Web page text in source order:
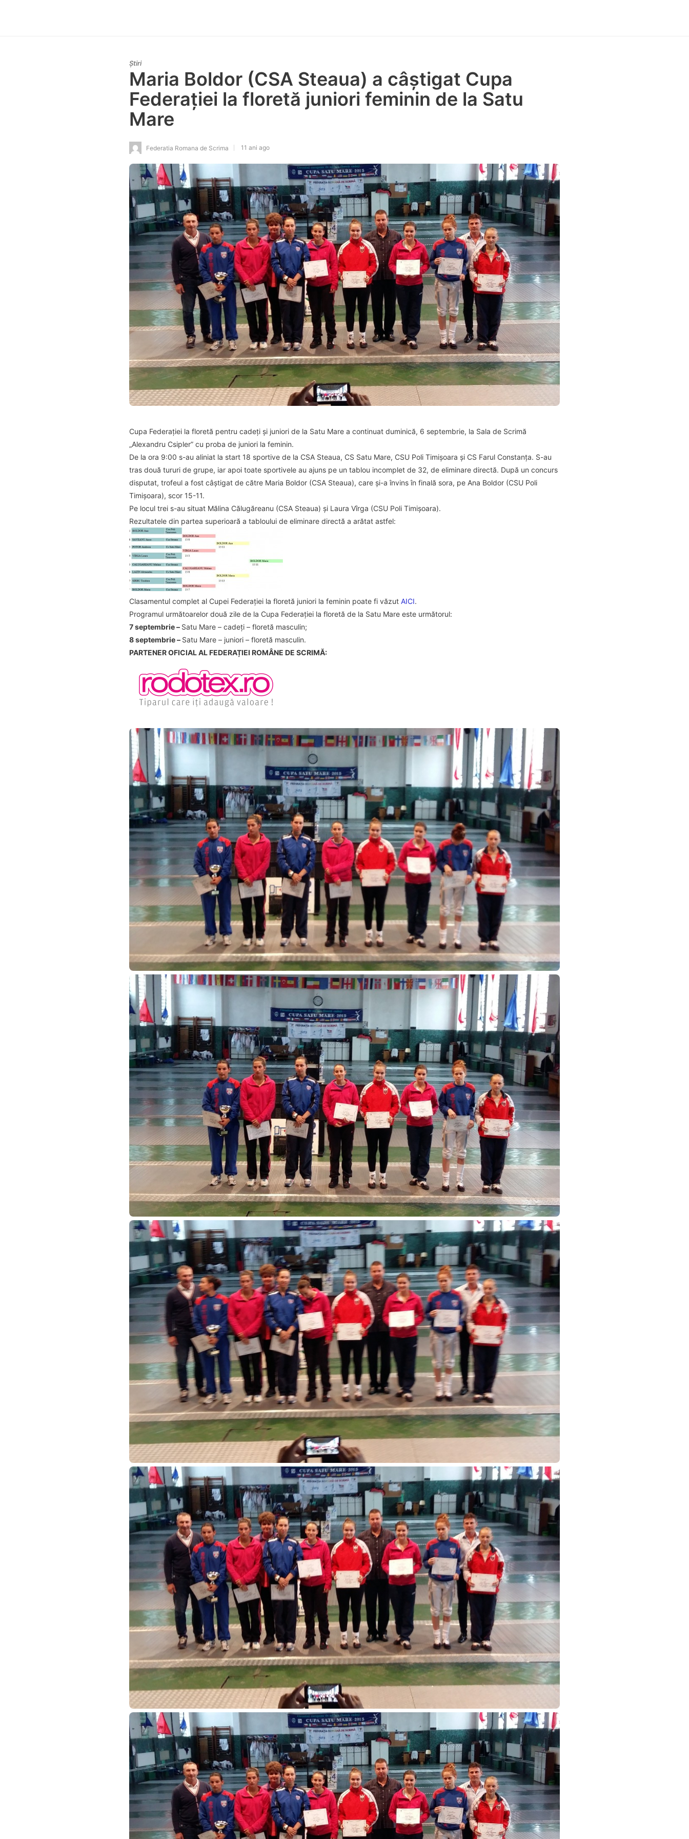
Știri
Maria Boldor (CSA Steaua) a câștigat Cupa
Federației la floretă juniori feminin de la Satu
Mare
Federatia Romana de Scrima 11 ani ago
Cupa Federației la floretă pentru cadeți și juniori de la Satu Mare a continuat duminică, 6 septembrie, la Sala de Scrimă
„Alexandru Csipler” cu proba de juniori la feminin.
De la ora 9:00 s-au aliniat la start 18 sportive de la CSA Steaua, CS Satu Mare, CSU Poli Timișoara și CS Farul Constanța. S-au
tras două tururi de grupe, iar apoi toate sportivele au ajuns pe un tablou incomplet de 32, de eliminare directă. După un concurs
disputat, trofeul a fost câștigat de către Maria Boldor (CSA Steaua), care și-a învins în finală sora, pe Ana Boldor (CSU Poli
Timișoara), scor 15-11.
Pe locul trei s-au situat Mălina Călugăreanu (CSA Steaua) și Laura Vîrga (CSU Poli Timișoara).
Rezultatele din partea superioară a tabloului de eliminare directă a arătat astfel:
Clasamentul complet al Cupei Federației la floretă juniori la feminin poate fi văzut AICI.
Programul următoarelor două zile de la Cupa Federației la floretă de la Satu Mare este următorul:
7 septembrie – Satu Mare – cadeți – floretă masculin;
8 septembrie – Satu Mare – juniori – floretă masculin.
PARTENER OFICIAL AL FEDERAȚIEI ROMÂNE DE SCRIMĂ: